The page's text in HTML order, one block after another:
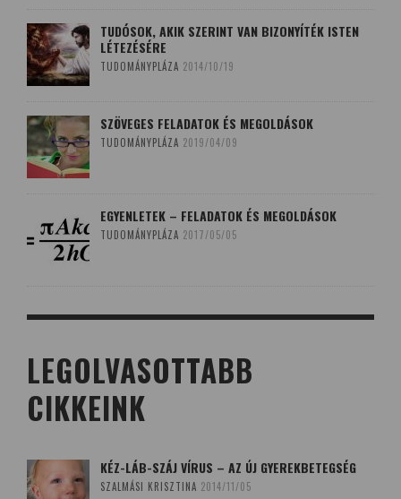
TUDÓSOK, AKIK SZERINT VAN BIZONYÍTÉK ISTEN
LÉTEZÉSÉRE
TUDOMÁNYPLÁZA 2014/10/19
SZÖVEGES FELADATOK ÉS MEGOLDÁSOK
TUDOMÁNYPLÁZA 2019/04/09
EGYENLETEK – FELADATOK ÉS MEGOLDÁSOK
TUDOMÁNYPLÁZA 2017/05/05
LEGOLVASOTTABB
CIKKEINK
KÉZ-LÁB-SZÁJ VÍRUS – AZ ÚJ GYEREKBETEGSÉG
SZALMÁSI KRISZTINA 2014/11/05